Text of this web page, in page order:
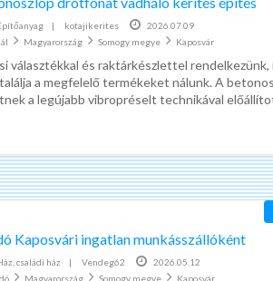
| kotajikerites
2026.07.09
Magyarország Somogy megye Kaposvár
választékkal és raktárkészlettel rendelkezünk,
a megfelelő termékeket nálunk. A
a legújabb vibropréselt technikával
Kaposvári ingatlan munkásszállóként
családi ház | Vendeg62
2026.05.12
Magyarország Somogy megye Kaposvár
Az önnek legolcsóbb kötelező biztosítást keresi?
r
d
í
v